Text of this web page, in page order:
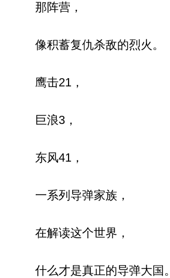
那阵营，
像积蓄复仇杀敌的烈火。
鹰击21，
巨浪3，
东风41，
一系列导弹家族，
在解读这个世界，
什么才是真正的导弹大国。